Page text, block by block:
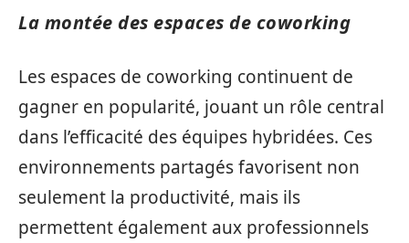
La montée des espaces de coworking
Les espaces de coworking continuent de
gagner en popularité, jouant un rôle central
dans l’efficacité des équipes hybridées. Ces
environnements partagés favorisent non
seulement la productivité, mais ils
permettent également aux professionnels